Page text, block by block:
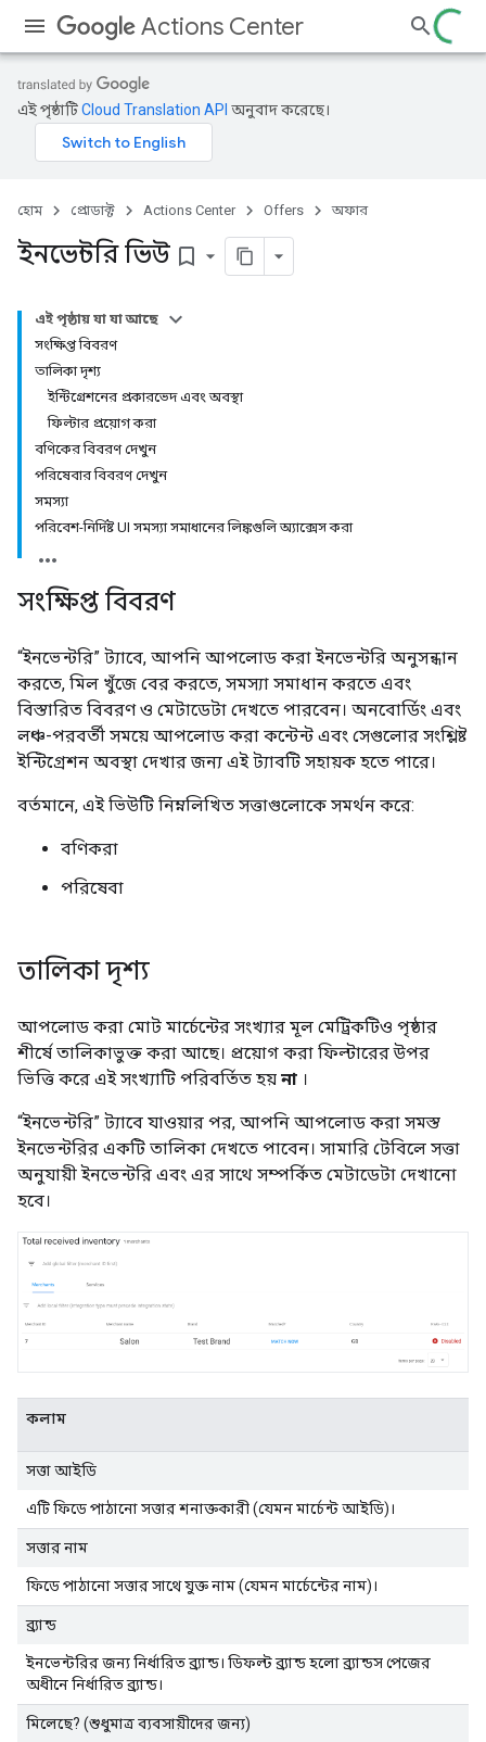
Actions Center
এই পৃষ্ঠাটিCloud Translation API অনুবাদ করেছে।
হোম প্রোডাক্ট Actions Center Offers অফার
ইনভেন্টরি ভিউ bookmark_border
এই পৃষ্ঠায় যা যা আছে
সংক্ষিপ্ত বিবরণ
তালিকা দৃশ্য
ইন্টিগ্রেশনের প্রকারভেদ এবং অবস্থা
ফিল্টার প্রয়োগ করা
বণিকের বিবরণ দেখুন
পরিষেবার বিবরণ দেখুন
সমস্যা
পরিবেশ-নির্দিষ্ট UI সমস্যা সমাধানের লিঙ্কগুলি অ্যাক্সেস করা
সংক্ষিপ্ত বিবরণ
“ইনভেন্টরি” ট্যাবে, আপনি আপলোড করা ইনভেন্টরি অনুসন্ধান
করতে, মিল খুঁজে বের করতে, সমস্যা সমাধান করতে এবং
বিস্তারিত বিবরণ ও মেটাডেটা দেখতে পারবেন। অনবোর্ডিং এবং
লঞ্চ-পরবর্তী সময়ে আপলোড করা কন্টেন্ট এবং সেগুলোর সংশ্লিষ্ট
ইন্টিগ্রেশন অবস্থা দেখার জন্য এই ট্যাবটি সহায়ক হতে পারে।
বর্তমানে, এই ভিউটি নিম্নলিখিত সত্তাগুলোকে সমর্থন করে:
বণিকরা
পরিষেবা
তালিকা দৃশ্য
আপলোড করা মোট মার্চেন্টের সংখ্যার মূল মেট্রিকটিও পৃষ্ঠার
শীর্ষে তালিকাভুক্ত করা আছে। প্রয়োগ করা ফিল্টারের উপর
ভিত্তি করে এই সংখ্যাটি পরিবর্তিত হয় না ।
“ইনভেন্টরি” ট্যাবে যাওয়ার পর, আপনি আপলোড করা সমস্ত
ইনভেন্টরির একটি তালিকা দেখতে পাবেন। সামারি টেবিলে সত্তা
অনুযায়ী ইনভেন্টরি এবং এর সাথে সম্পর্কিত মেটাডেটা দেখানো
হবে।
কলাম
সত্তা আইডি
এটি ফিডে পাঠানো সত্তার শনাক্তকারী (যেমন মার্চেন্ট আইডি)।
সত্তার নাম
ফিডে পাঠানো সত্তার সাথে যুক্ত নাম (যেমন মার্চেন্টের নাম)।
ব্র্যান্ড
ইনভেন্টরির জন্য নির্ধারিত ব্র্যান্ড। ডিফল্ট ব্র্যান্ড হলো ব্র্যান্ডস পেজের
অধীনে নির্ধারিত ব্র্যান্ড।
মিলেছে? (শুধুমাত্র ব্যবসায়ীদের জন্য)